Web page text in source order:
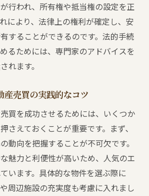
行われ、所有権や抵当権の設定を正
により、法律上の権利が確定し、安
することができるのです。法的手続
るためには、専門家のアドバイスを
れます。
産売買の実践的なコツ
買を成功させるためには、いくつか
さえておくことが重要です。まず、
動向を把握することが不可欠です。
魅力と利便性が高いため、人気のエ
います。具体的な物件を選ぶ際に
周辺施設の充実度も考慮に入れまし